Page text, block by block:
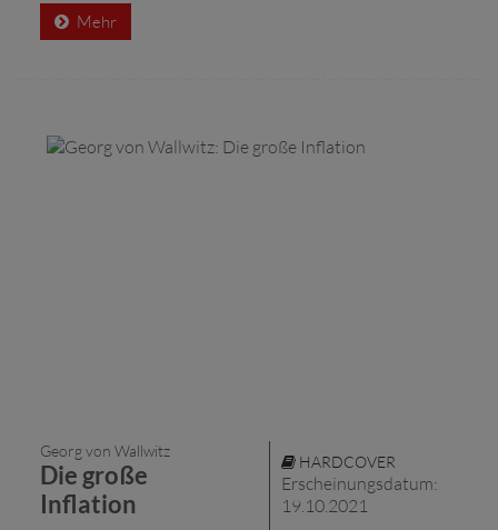
Mehr
Georg von Wallwitz
Die große
Inflation
HARDCOVER
Erscheinungsdatum:
19.10.2021